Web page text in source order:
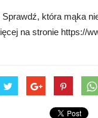
Sprawdź, która mąka
na stronie https://